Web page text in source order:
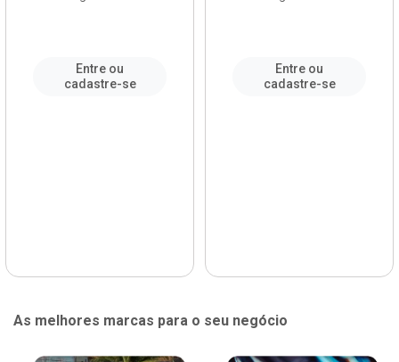
Entre ou
cadastre-se
Entre ou
cadastre-se
As melhores marcas para o seu negócio